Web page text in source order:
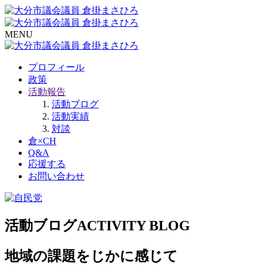
MENU
プロフィール
政策
活動報告
活動ブログ
活動実績
対談
倉×CH
Q&A
応援する
お問い合わせ
活動ブログACTIVITY BLOG
地域の課題をじかに感じて